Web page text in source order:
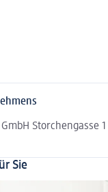
Storchengasse 1
Sie